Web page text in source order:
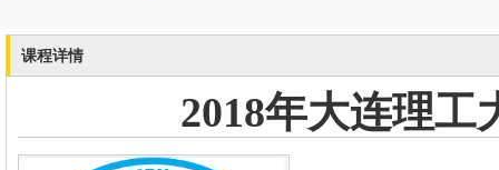
课程详情
2018年大连理工